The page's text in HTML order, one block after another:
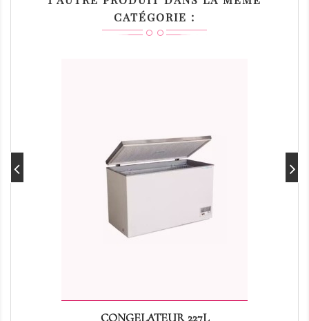
CATÉGORIE :
CONGELATEUR 227L